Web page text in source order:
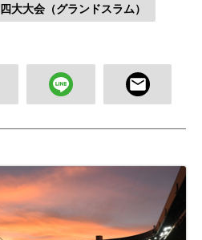
四大大会（グランドスラム）